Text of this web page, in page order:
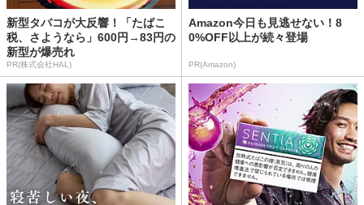
新型タバコが大反響！「たばこ
税、さようなら」600円→83円の
新型が爆売れ
PR(株式会社HAL)
Amazon今日も見逃せない！8
0%OFF以上が続々登場
PR(Amazon)